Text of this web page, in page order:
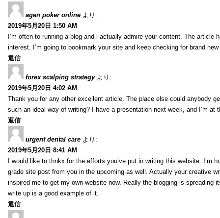
agen poker online より:
2019年5月20日 1:50 AM
I’m often to running a blog and i actually admire your content. The article
interest. I’m going to bookmark your site and keep checking for brand
返信
forex scalping strategy より:
2019年5月20日 4:02 AM
Thank you for any other excellent article. The place else could anybody
such an ideal way of writing? I have a presentation next week, and I’m at
返信
urgent dental care より:
2019年5月20日 8:41 AM
I would like to thnkx for the efforts you’ve put in writing this website. I’m
grade site post from you in the upcoming as well. Actually your creative
inspired me to get my own website now. Really the blogging is spreading
write up is a good example of it.
返信